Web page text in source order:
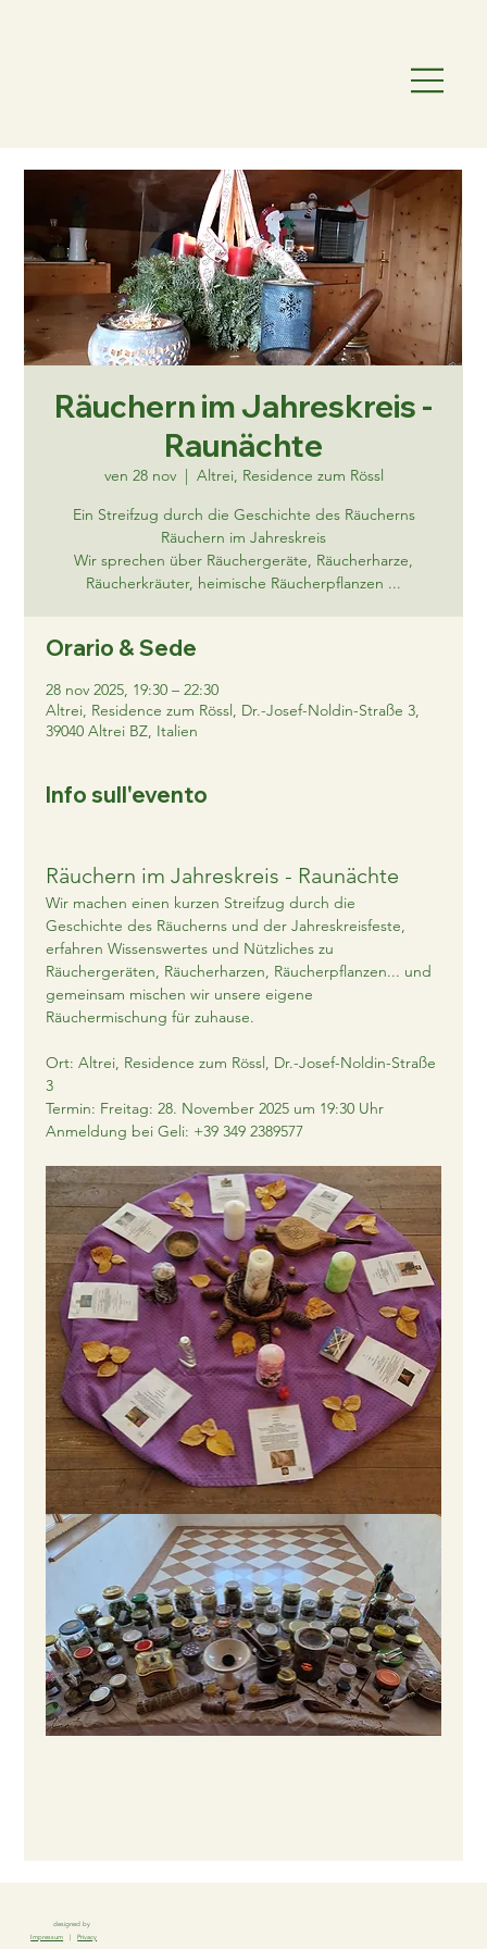
Räuchern im Jahreskreis -
Raunächte
ven 28 nov
  |
Altrei, Residence zum Rössl
Ein Streifzug durch die Geschichte des Räucherns
Räuchern im Jahreskreis
Wir sprechen über Räuchergeräte, Räucherharze,
Räucherkräuter, heimische Räucherpflanzen ...
Orario & Sede
28 nov 2025, 19:30 – 22:30
Altrei, Residence zum Rössl, Dr.-Josef-Noldin-Straße 3,
39040 Altrei BZ, Italien
Info sull'evento
Räuchern im Jahreskreis - Raunächte
Wir machen einen kurzen Streifzug durch die
Geschichte des Räucherns und der Jahreskreisfeste,
erfahren Wissenswertes und Nützliches zu
Räuchergeräten, Räucherharzen, Räucherpflanzen... und
gemeinsam mischen wir unsere eigene
Räuchermischung für zuhause.
Ort: Altrei, Residence zum Rössl, Dr.-Josef-Noldin-Straße
3
Termin: Freitag: 28. November 2025 um 19:30 Uhr
Anmeldung bei Geli: +39 349 2389577
Impressum |Privacy
designed by